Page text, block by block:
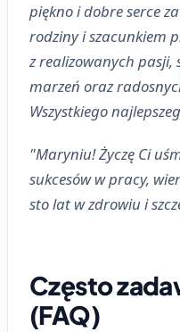
piękno i dobre serce
rodziny i szacunkiem
z realizowanych pasji,
marzeń oraz
Wszystkiego
"Maryniu! Życzę Ci
sukcesów w pracy,
sto lat w zdrowiu i
Często
(FAQ)